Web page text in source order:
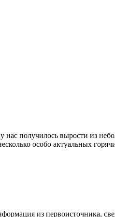
нас получилось вырости из
особо актуальных
из первоисточника,